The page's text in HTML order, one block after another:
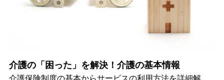
介護の「困った」を解決！介護の基本情報
介護保険制度の基本からサービスの利用方法を詳細解